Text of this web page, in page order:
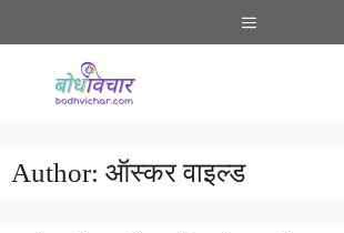
to
Menu
Author: ऑस्कर वाइल्ड